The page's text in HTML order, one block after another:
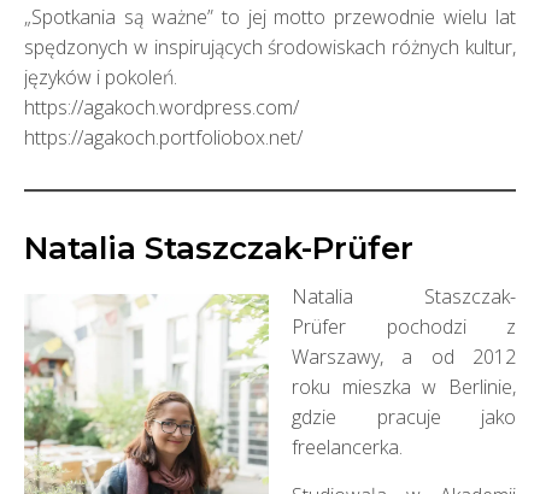
„Spotkania są ważne” to jej motto przewodnie wielu lat
spędzonych w inspirujących środowiskach różnych kultur,
języków i pokoleń.
https://agakoch.wordpress.com/
https://agakoch.portfoliobox.net/
Natalia Staszczak-Prüfer
Natalia Staszczak-
Prüfer
pochodzi z
Warszawy, a od 2012
roku mieszka w Berlinie,
gdzie pracuje jako
freelancerka.